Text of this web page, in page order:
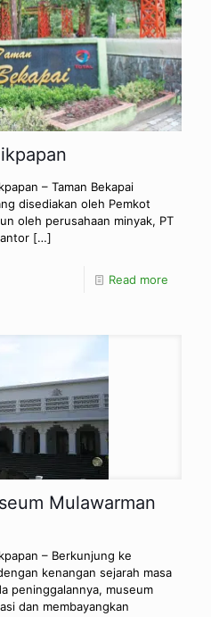
– Taman Bekapai
disediakan oleh Pemkot
oleh perusahaan minyak, PT
[…]
Read more
Mulawarman
– Berkunjung ke
kenangan sejarah masa
peninggalannya, museum
dan membayangkan